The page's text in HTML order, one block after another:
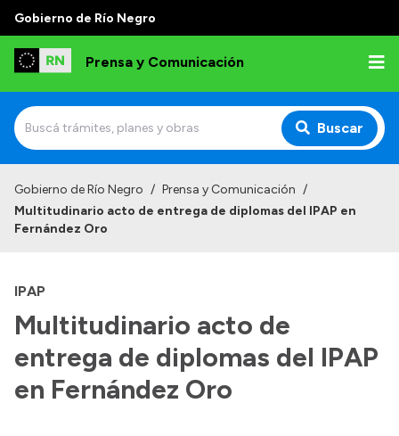
Gobierno de Río Negro
Prensa y Comunicación
Buscar
Institucional
Referentes de prensa
Archivo de noticias
Transparencia
Gobierno de Río Negro / Prensa y Comunicación /
Multitudinario acto de entrega de diplomas del IPAP en
Fernández Oro
IPAP
Multitudinario acto de
entrega de diplomas del IPAP
en Fernández Oro